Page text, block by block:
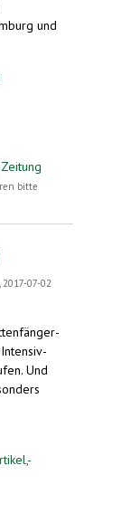
und
bitte
2017-07-02
Und
external)